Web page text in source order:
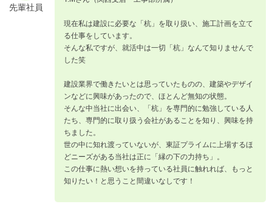
先輩社員
現在私は建設に必要な「杭」を取り扱い、施工計画を立て
る仕事をしています。
そんな私ですが、就活中は一切「杭」なんて知りませんで
した笑
建設業界で働きたいとは思っていたものの、建築やデザイ
ンなどに興味があったので、ほとんど無知の状態。
そんな中当社に出会い、「杭」を専門的に勉強している人
たち、専門的に取り扱う会社があることを知り、興味を持
ちました。
世の中に知れ渡っていないが、東証プライムに上場するほ
どニーズがある当社は正に「縁の下の力持ち」。
この仕事に熱い想いを持っている社員に触れれば、もっと
知りたい！と思うこと間違いなしです！